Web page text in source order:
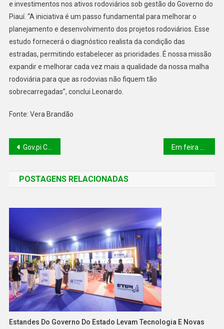
e investimentos nos ativos rodoviários sob gestão do Governo do
Piauí. “A iniciativa é um passo fundamental para melhorar o
planejamento e desenvolvimento dos projetos rodoviários. Esse
estudo fornecerá o diagnóstico realista da condição das
estradas, permitindo estabelecer as prioridades. É nossa missão
expandir e melhorar cada vez mais a qualidade da nossa malha
rodoviária para que as rodovias não fiquem tão
sobrecarregadas”, conclui Leonardo.
Fonte: Vera Brandão
Gov.pi Cidadão lança serviço de consulta prévia para eventos
POSTAGENS RELACIONADAS
Estandes Do Governo Do Estado Levam Tecnologia E Novas